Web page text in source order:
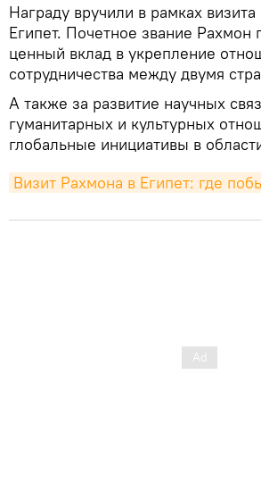
Награду вручили в рамках
Египет. Почетное звание Рахмон
ценный вклад в укрепление
сотрудничества между двумя
А также за развитие научных
гуманитарных и культурных
глобальные инициативы в
Визит Рахмона в Египет: где